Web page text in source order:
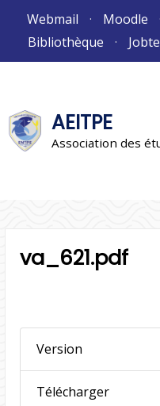
Webmail Moodle
Bibliothèque
AEITPE
Association des
va_621.pdf
Version
Télécharger